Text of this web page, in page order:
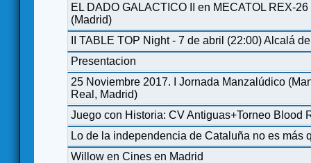
EL DADO GALACTICO II en MECATOL REX-
(Madrid)
II TABLE TOP Night - 7 de abril (22:00) Alcalá
Presentacion
25 Noviembre 2017. I Jornada Manzalúdico
Real, Madrid)
Juego con Historia: CV Antiguas+Torneo Blood
Lo de la independencia de Cataluña no es más
Willow en Cines en Madrid